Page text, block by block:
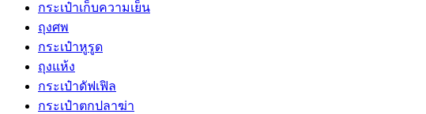
กระเป๋าเก็บความเย็น
ถุงศพ
กระเป๋าหูรูด
ถุงแห้ง
กระเป๋าดัฟเฟิล
กระเป๋าตกปลาฆ่า